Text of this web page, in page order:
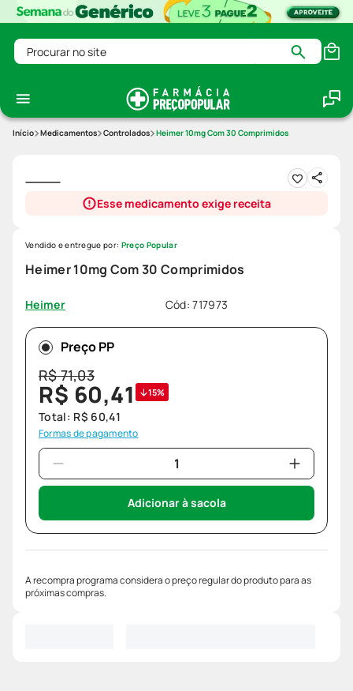
Procurar no site
Medicamentos Controlados Heimer 10mg Com 30 Comprimidos
Esse medicamento exige receita
Heimer 10mg Com 30 Comprimidos
Heimer Cód:717973
Vendido e entregue por: Preço Popular
Preço PP
R$71,03
R$ 60,41 15%
Total: R$ 60,41
Formas de pagamento
Adicionar à sacola
A recompra programa considera o preço regular do produto para as
próximas compras.